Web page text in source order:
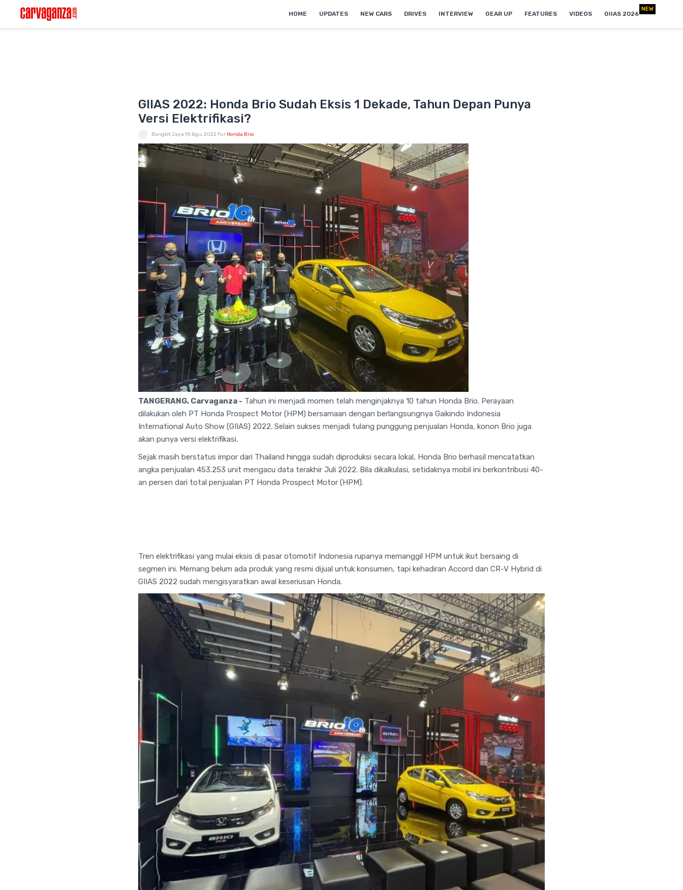
HOME UPDATES NEW CARS DRIVES INTERVIEW GEAR UP FEATURES VIDEOS GIIAS 2026
GIIAS 2022: Honda Brio Sudah Eksis 1 Dekade, Tahun Depan Punya
Versi Elektrifikasi?
Bangkit Jaya 18 Agu, 2022 For Honda Brio
TANGERANG, Carvaganza - Tahun ini menjadi momen telah menginjaknya 10 tahun Honda Brio. Perayaan
dilakukan oleh PT Honda Prospect Motor (HPM) bersamaan dengan berlangsungnya Gaikindo Indonesia
International Auto Show (GIIAS) 2022. Selain sukses menjadi tulang punggung penjualan Honda, konon Brio juga
akan punya versi elektrifikasi.
Sejak masih berstatus impor dari Thailand hingga sudah diproduksi secara lokal, Honda Brio berhasil mencatatkan
angka penjualan 453.253 unit mengacu data terakhir Juli 2022. Bila dikalkulasi, setidaknya mobil ini berkontribusi 40-
an persen dari total penjualan PT Honda Prospect Motor (HPM).
Tren elektrifikasi yang mulai eksis di pasar otomotif Indonesia rupanya memanggil HPM untuk ikut bersaing di
segmen ini. Memang belum ada produk yang resmi dijual untuk konsumen, tapi kehadiran Accord dan CR-V Hybrid di
GIIAS 2022 sudah mengisyaratkan awal keseriusan Honda.